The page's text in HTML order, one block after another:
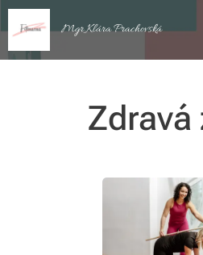
Mgr.Klára Prachovská
Zdravá